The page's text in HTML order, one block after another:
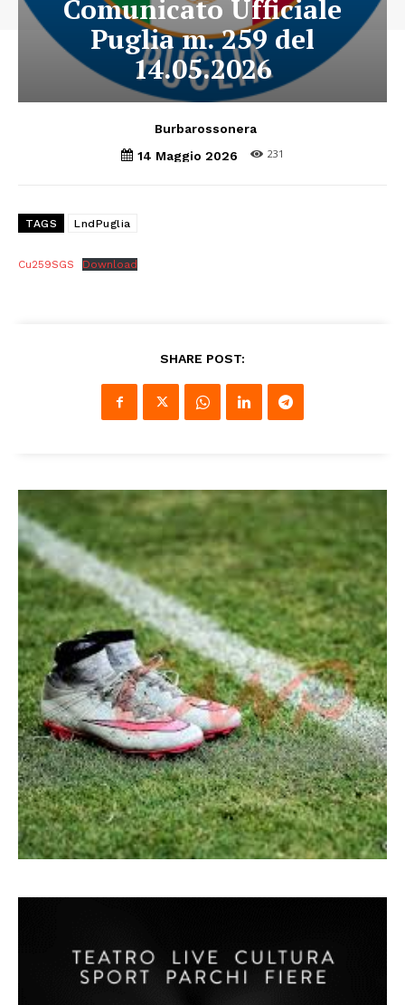
Comunicato Ufficiale
Puglia m. 259 del
14.05.2026
Burbarossonera
14 Maggio 2026
231
TAGS LndPuglia
Cu259SGS Download
SHARE POST: